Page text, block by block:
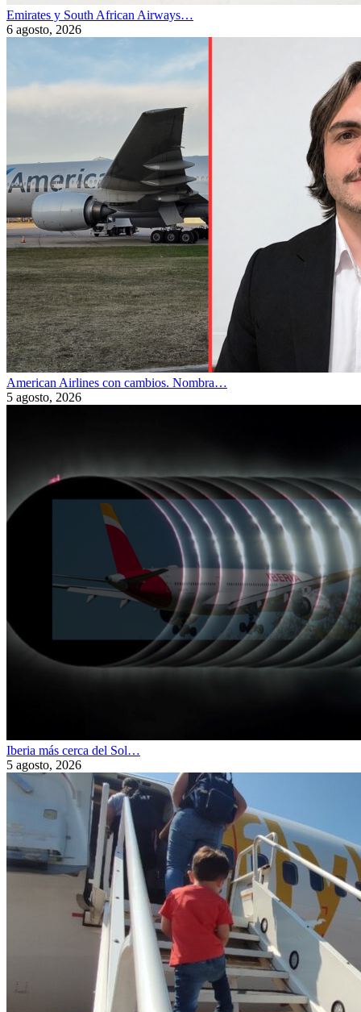
Emirates y South African Airways…
6 agosto, 2026
American Airlines con cambios. Nombra…
5 agosto, 2026
Iberia más cerca del Sol…
5 agosto, 2026